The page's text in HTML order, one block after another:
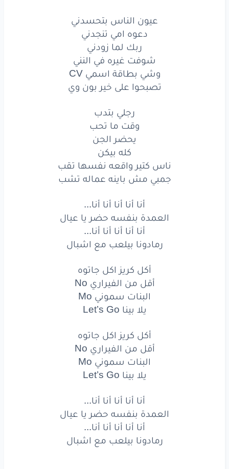
وشيبطاقة اسمي
تصبحواعلى خيربون
رجليبتدب
وقتما تحب
يحضرالجن
كلهبيكن
ناسكتيرواقعهنفسها
جمبيمشباينهعمالهتشب
أنا أنا أنا أنا أنا...
بنفسهحضر
أنا أنا أنا أنا أنا...
رمادونابيلعب معاشبال
أكلكريزاكل جاتوه
البناتسمونيMo
يلابينا Let’sGo
أقلمنالفيراريNo
البناتسموني
عيون الناس بتحسدني
دعوه امي تنجدني
ربك لما زودني
شوفت غيره في النني
وشي بطاقة اسمي CV
تصبحوا على خير بون وي
رجلي بتدب
وقت ما تحب
يحضر الجن
كله بيكن
ناس كتير واقعه نفسها تقب
جمبي مش باينه عماله تشب
أنا أنا أنا أنا أنا...
العمدة بنفسه حضر يا عيال
أنا أنا أنا أنا أنا...
رمادونا بيلعب مع اشبال
أكل كريز اكل جاتوه
أقل من الفيراري No
البنات سموني Mo
يلا بينا Let’s Go
أكل كريز اكل جاتوه
أقل من الفيراري No
البنات سموني Mo
يلا بينا Let’s Go
أنا أنا أنا أنا أنا...
العمدة بنفسه حضر يا عيال
أنا أنا أنا أنا أنا...
رمادونا بيلعب مع اشبال